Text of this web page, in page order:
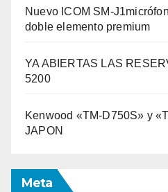
Nuevo ICOM SM-
doble elemento premium
YA ABIERTAS LAS
5200
Kenwood «TM-D750S» y
JAPON
Meta